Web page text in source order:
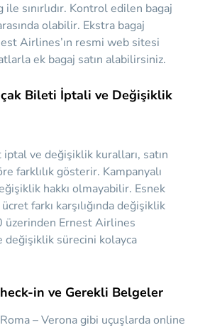
sınırlıdır. Kontrol edilen bagaj
olabilir. Ekstra bagaj
Airlines’ın resmi web sitesi
ek bagaj satın alabilirsiniz.
Bileti İptali ve Değişiklik
ve değişiklik kuralları, satın
farklılık gösterir. Kampanyalı
hakkı olmayabilir. Esnek
farkı karşılığında değişiklik
üzerinden Ernest Airlines
sürecini kolayca
in ve Gerekli Belgeler
– Verona gibi uçuşlarda online